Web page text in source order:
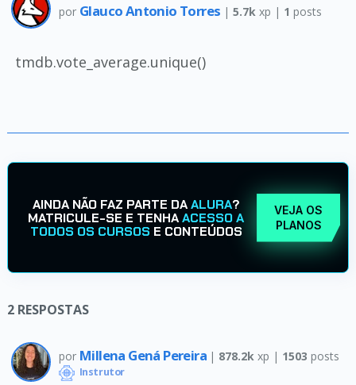
por Glauco Antonio Torres | 5.7k xp | 1 posts
tmdb.vote_average.unique()
AINDA NÃO FAZ PARTE DAALURA?
MATRICULE-SE E TENHAACESSO A
TODOS OS CURSOS E CONTEÚDOS
VEJA OS
PLANOS
2 RESPOSTAS
por Millena Gená Pereira | 878.2k xp | 1503 posts
Instrutor